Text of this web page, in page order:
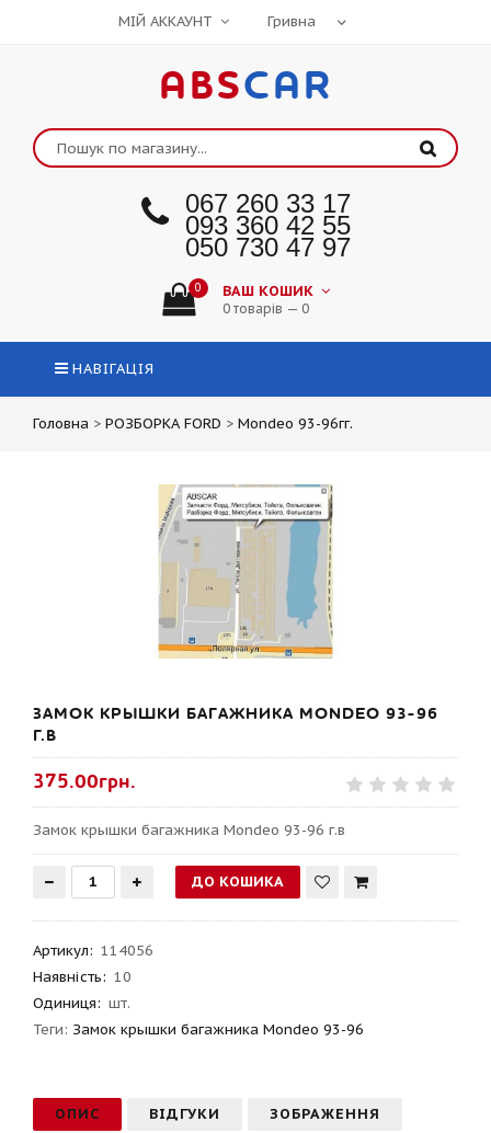
МІЙ АККАУНТ
ABSCAR
067 260 33 17
093 360 42 55
050 730 47 97
0 ВАШ КОШИК
0 товарів — 0
НАВІГАЦІЯ
Головна > РОЗБОРКА FORD > Mondeo 93-96гг.
ЗАМОК КРЫШКИ БАГАЖНИКА MONDEO 93-96
Г.В
375.00грн.
Замок крышки багажника Mondeo 93-96 г.в
Артикул: 114056
Наявність: 10
Одиниця: шт.
Теги: Замок крышки багажника Mondeo 93-96
ОПИС ВІДГУКИ ЗОБРАЖЕННЯ